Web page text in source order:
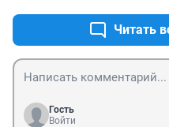
Читать
Гость
Войти